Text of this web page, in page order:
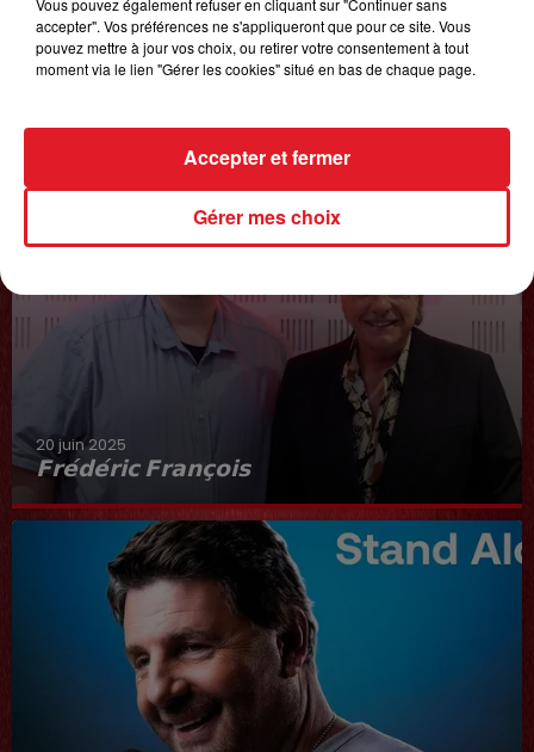
20 juin 2025
𝗙𝗿𝗲́𝗱𝗲́𝗿𝗶𝗰 𝗙𝗿𝗮𝗻𝗰̧𝗼𝗶𝘀
Interview du 20 juin 2025
Vous pouvez également refuser en cliquant sur "Continuer sans
accepter". Vos préférences ne s'appliqueront que pour ce site. Vous
pouvez mettre à jour vos choix, ou retirer votre consentement à tout
moment via le lien "Gérer les cookies" situé en bas de chaque page.
Gérer mes choix
Accepter et fermer